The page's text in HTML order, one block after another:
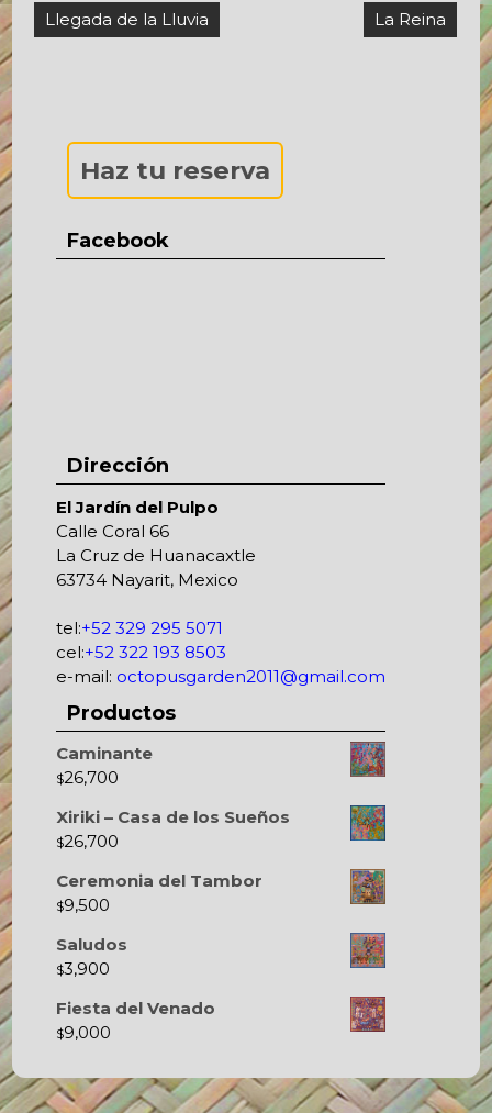
Navegación
de
Llegada de la Lluvia La Reina
Haz tu reserva
Facebook
Dirección
El Jardín del Pulpo
Calle Coral 66
La Cruz de Huanacaxtle
63734 Nayarit, Mexico
tel:+52 329 295 5071
cel:+52 322 193 8503
e-mail: octopusgarden2011@gmail.com
Productos
Caminante
$26,700
Xiriki – Casa de los Sueños
$26,700
Ceremonia del Tambor
$9,500
Saludos
$3,900
Fiesta del Venado
$9,000